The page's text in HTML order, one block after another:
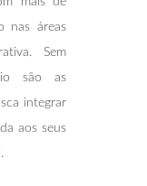
nas áreas
Sem
são as
integrar
aos seus